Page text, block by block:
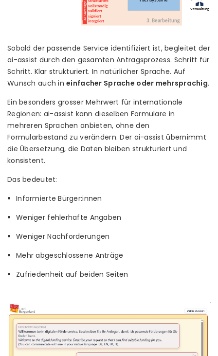
Sobald der passende Service identifiziert ist, begleitet der
ai-assist durch den gesamten Antragsprozess. Schritt für
Schritt. Klar strukturiert. In natürlicher Sprache. Auf
Wunsch auch ineinfacher Sprache oder mehrsprachig.
Ein besonders grosser Mehrwert für internationale
Regionen: ai-assist kann dieselben Formulare in
mehreren Sprachen anbieten, ohne den
Formularbestand zu verändern. Der ai-assist übernimmt
die Übersetzung, die Daten bleiben strukturiert und
konsistent.
Das bedeutet:
Informierte Bürger:innen
Weniger fehlerhafte Angaben
Weniger Nachforderungen
Mehr abgeschlossene Anträge
Zufriedenheit auf beiden Seiten